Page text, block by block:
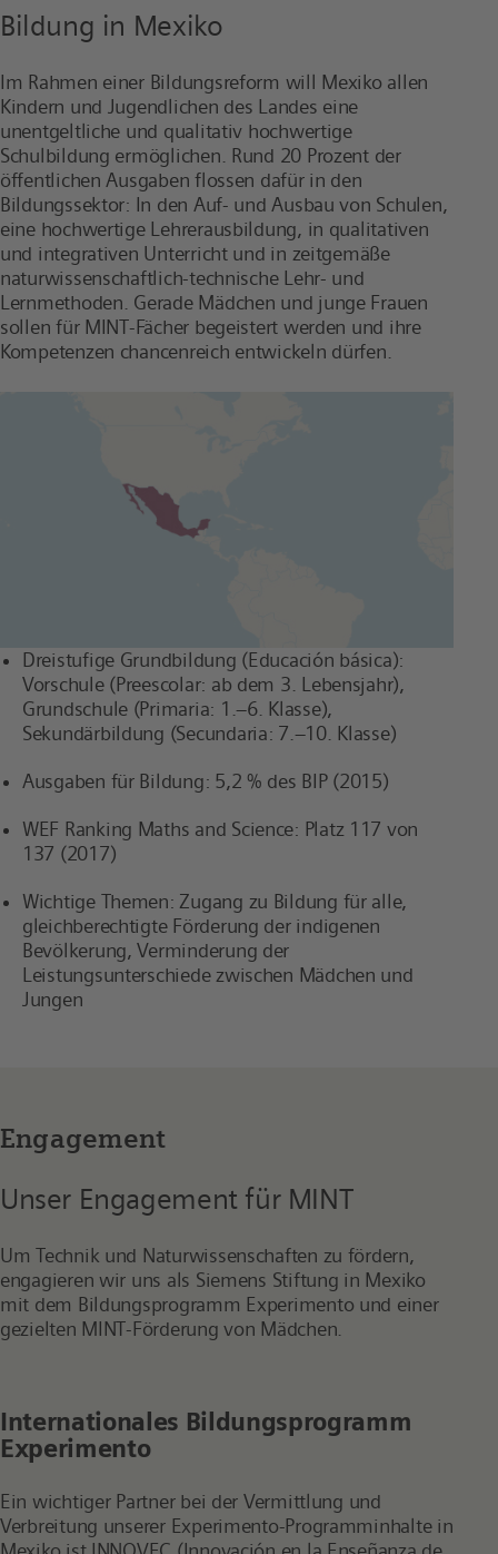
Bildung in Mexiko
Im Rahmen einer Bildungsreform will Mexiko allen
Kindern und Jugendlichen des Landes eine
unentgeltliche und qualitativ hochwertige
Schulbildung ermöglichen. Rund 20 Prozent der
öffentlichen Ausgaben flossen dafür in den
Bildungssektor: In den Auf- und Ausbau von Schulen,
eine hochwertige Lehrerausbildung, in qualitativen
und integrativen Unterricht und in zeitgemäße
naturwissenschaftlich-technische Lehr- und
Lernmethoden. Gerade Mädchen und junge Frauen
sollen für MINT-Fächer begeistert werden und ihre
Kompetenzen chancenreich entwickeln dürfen.
Dreistufige Grundbildung (Educación básica):
Vorschule (Preescolar: ab dem 3. Lebensjahr),
Grundschule (Primaria: 1.–6. Klasse),
Sekundärbildung (Secundaria: 7.–10. Klasse)
Ausgaben für Bildung: 5,2 % des BIP (2015)
WEF Ranking Maths and Science: Platz 117 von
137 (2017)
Wichtige Themen: Zugang zu Bildung für alle,
gleichberechtigte Förderung der indigenen
Bevölkerung, Verminderung der
Leistungsunterschiede zwischen Mädchen und
Jungen
Engagement
Unser Engagement für MINT
Um Technik und Naturwissenschaften zu fördern,
engagieren wir uns als Siemens Stiftung in Mexiko
mit dem Bildungsprogramm Experimento und einer
gezielten MINT-Förderung von Mädchen.
Internationales Bildungsprogramm
Experimento
Ein wichtiger Partner bei der Vermittlung und
Verbreitung unserer Experimento-Programminhalte in